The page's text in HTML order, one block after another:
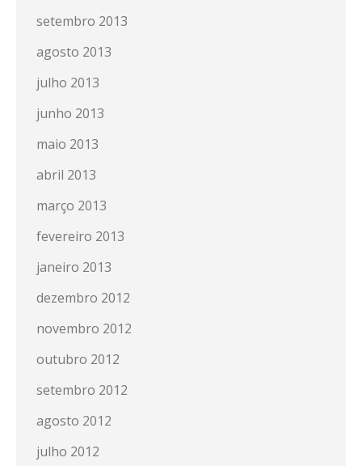
setembro 2013
agosto 2013
julho 2013
junho 2013
maio 2013
abril 2013
março 2013
fevereiro 2013
janeiro 2013
dezembro 2012
novembro 2012
outubro 2012
setembro 2012
agosto 2012
julho 2012